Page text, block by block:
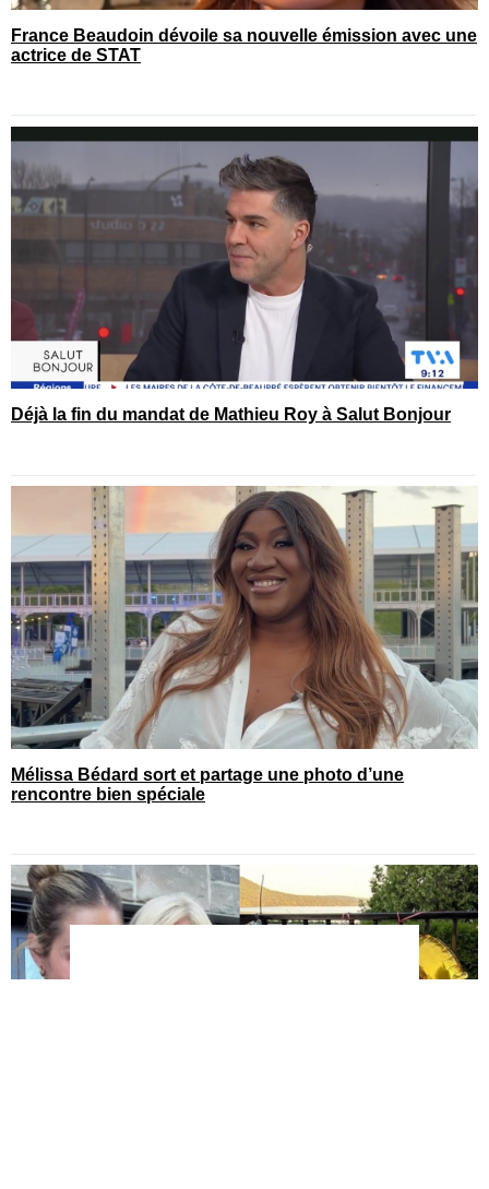
France Beaudoin dévoile sa nouvelle émission avec une
actrice de STAT
Déjà la fin du mandat de Mathieu Roy à Salut Bonjour
Mélissa Bédard sort et partage une photo d’une
rencontre bien spéciale